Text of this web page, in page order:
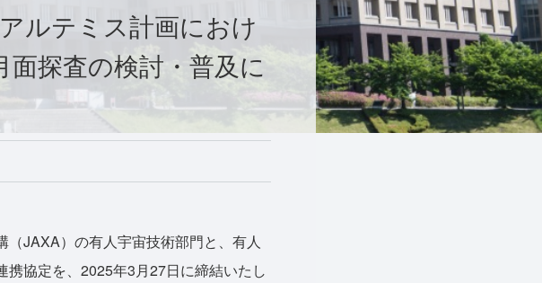
ルテミス計画におけ
探査の検討・普及に
JAXA）の有人宇宙技術部門と、有人
協定を、2025年3月27日に締結いたし